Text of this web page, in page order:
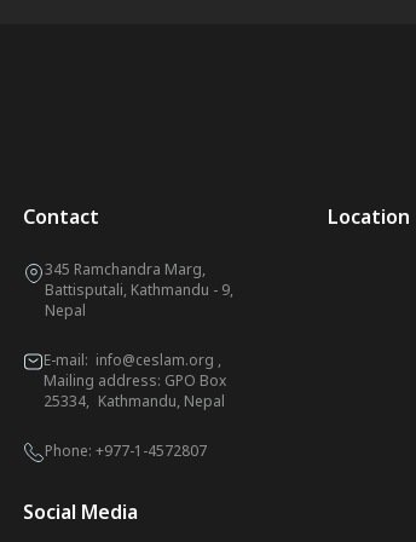
Contact
345 Ramchandra Marg,
Battisputali, Kathmandu - 9,
Nepal
E-mail: info@ceslam.org ,
Mailing address: GPO Box
25334, Kathmandu, Nepal
Phone: +977-1-4572807
Social Media
Location